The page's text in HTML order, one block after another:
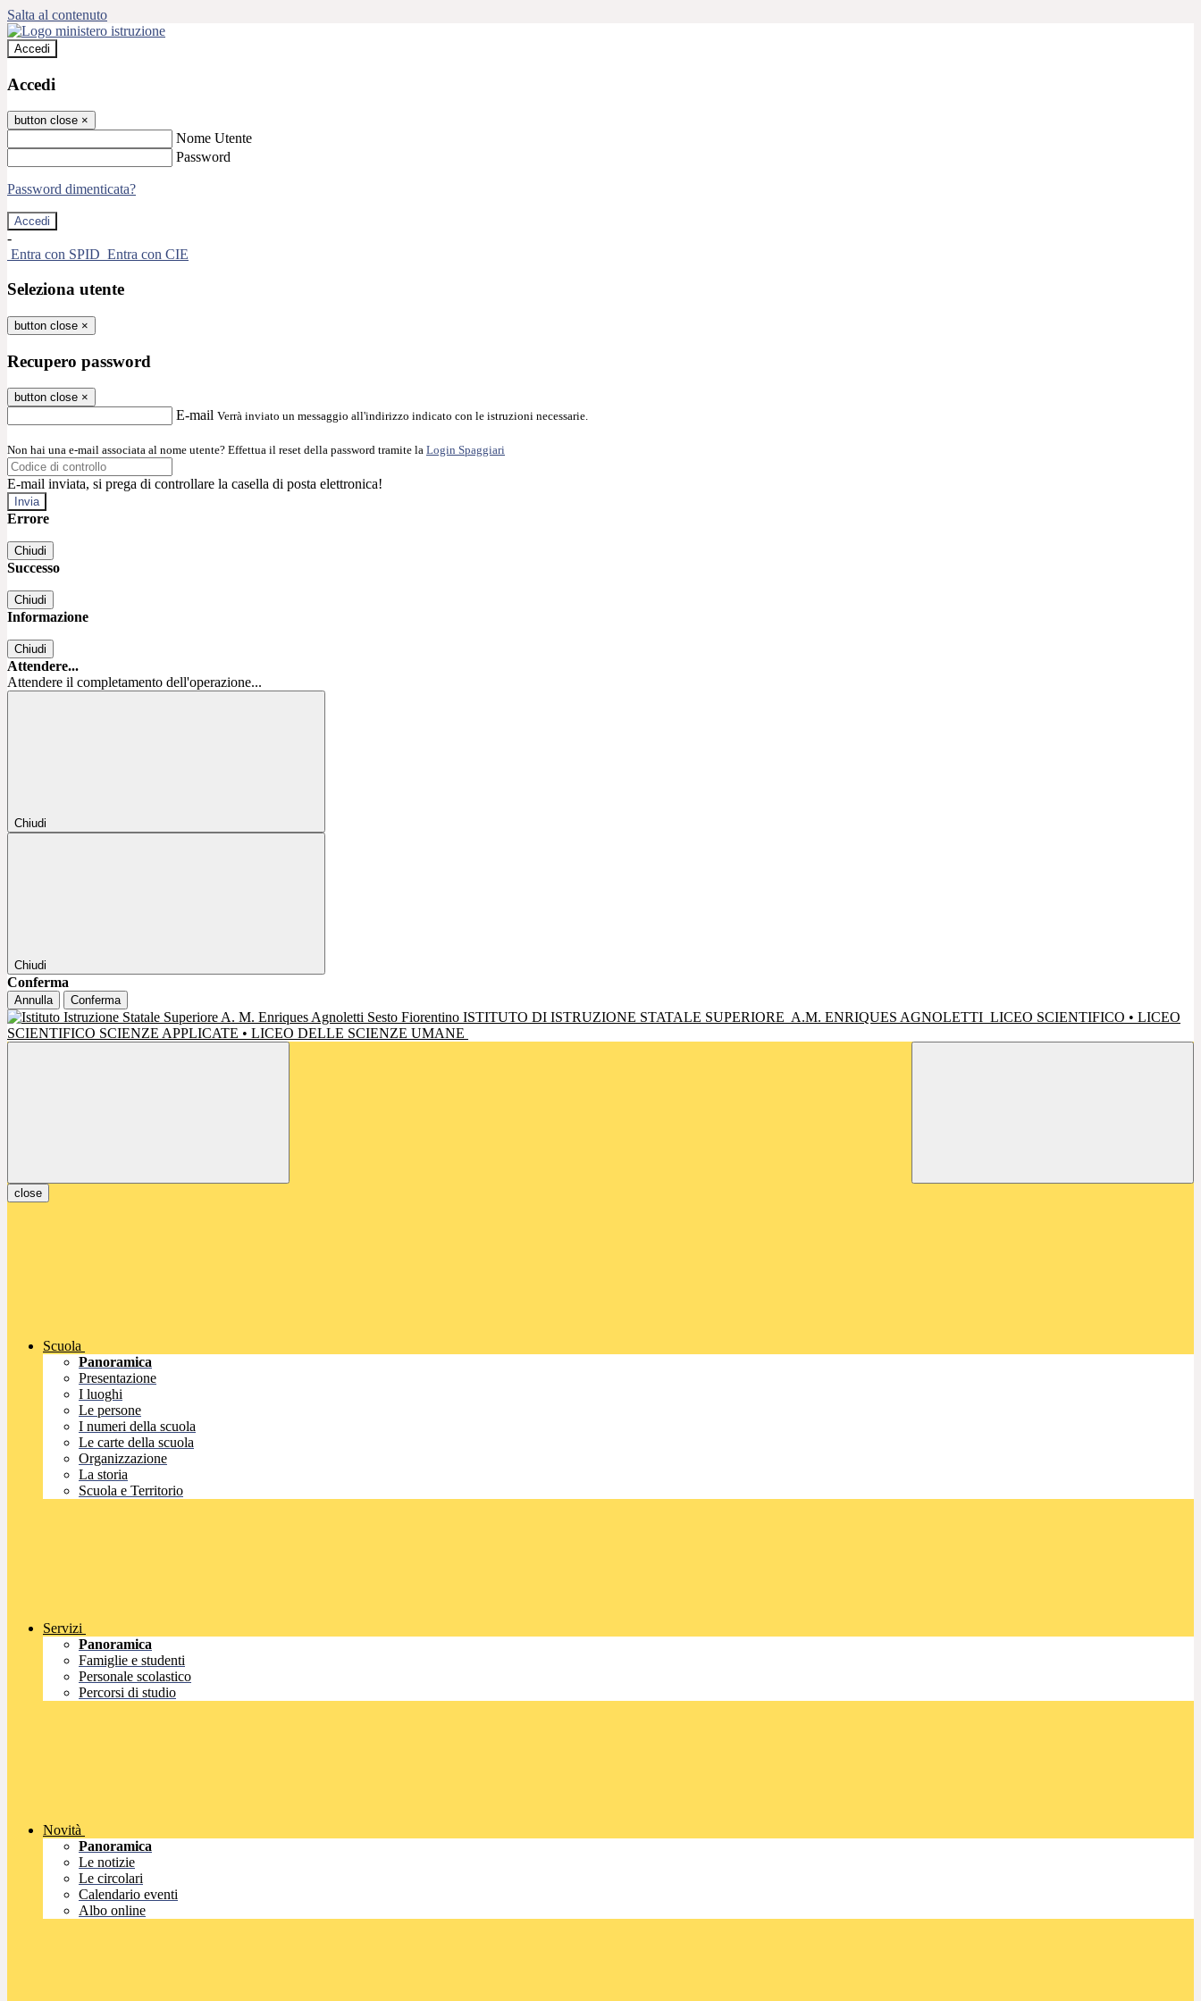
Salta al contenuto
Accedi
Accedi
button close ×
Nome Utente
Password
Password dimenticata?
-
Entra con SPID Entra con CIE
Seleziona utente
button close ×
Recupero password
button close ×
E-mail Verrà inviato un messaggio all'indirizzo indicato con le istruzioni necessarie.
Non hai una e-mail associata al nome utente? Effettua il reset della password tramite la Login Spaggiari
E-mail inviata, si prega di controllare la casella di posta elettronica!
Errore
Chiudi
Successo
Chiudi
Informazione
Chiudi
Attendere...
Attendere il completamento dell'operazione...
Chiudi
Chiudi
Conferma
Annulla Conferma
ISTITUTO DI ISTRUZIONE STATALE SUPERIORE A.M. ENRIQUES AGNOLETTI LICEO SCIENTIFICO • LICEO
SCIENTIFICO SCIENZE APPLICATE • LICEO DELLE SCIENZE UMANE
close
Scuola
Panoramica
Presentazione
I luoghi
Le persone
I numeri della scuola
Le carte della scuola
Organizzazione
La storia
Scuola e Territorio
Servizi
Panoramica
Famiglie e studenti
Personale scolastico
Percorsi di studio
Novità
Panoramica
Le notizie
Le circolari
Calendario eventi
Albo online